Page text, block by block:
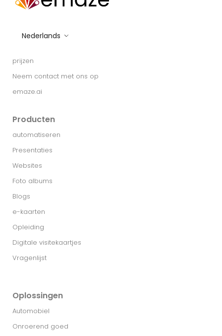
Nederlands
prijzen
Neem contact met ons op
emaze.ai
Producten
automatiseren
Presentaties
Websites
Foto albums
Blogs
e-kaarten
Opleiding
Digitale visitekaartjes
Vragenlijst
Oplossingen
Automobiel
Onroerend goed